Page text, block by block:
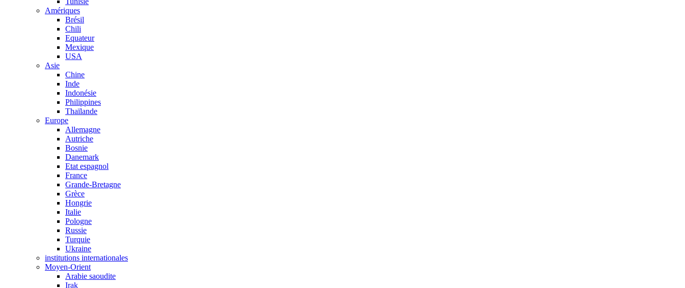
Amériques
Brésil
Chili
Equateur
Mexique
USA
Asie
Chine
Inde
Indonésie
Philippines
Thaïlande
Europe
Allemagne
Autriche
Bosnie
Danemark
Etat espagnol
France
Grande-Bretagne
Grèce
Hongrie
Italie
Pologne
Russie
Turquie
Ukraine
institutions internationales
Moyen-Orient
Arabie saoudite
Irak